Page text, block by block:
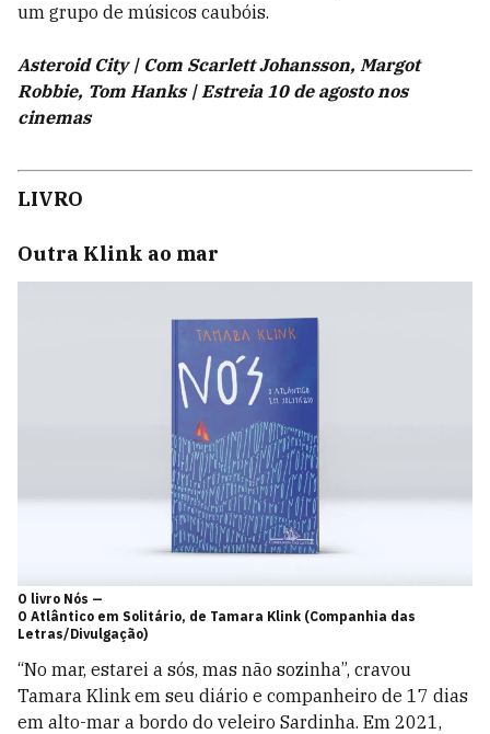
um grupo de músicos caubóis.
Asteroid City | Com Scarlett Johansson, Margot
Robbie, Tom Hanks | Estreia 10 de agosto nos
cinemas
LIVRO
Outra Klink ao mar
O livro Nós —
O Atlântico em Solitário, de Tamara Klink (Companhia das
Letras/Divulgação)
“No mar, estarei a sós, mas não sozinha”, cravou
Tamara Klink em seu diário e companheiro de 17 dias
em alto-mar a bordo do veleiro Sardinha. Em 2021,